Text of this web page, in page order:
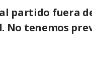
partido fuera
No tenemos